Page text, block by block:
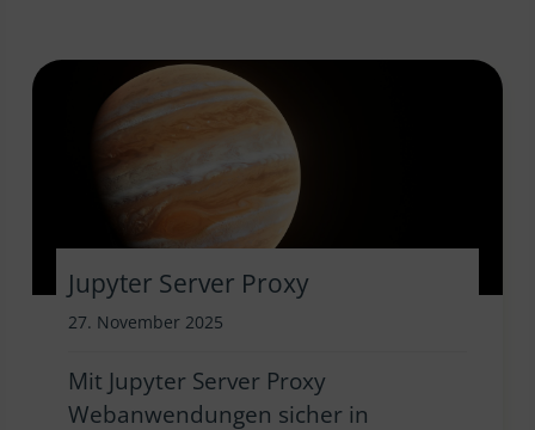
Jupyter Server Proxy
27. November 2025
Mit Jupyter Server Proxy
Webanwendungen sicher in